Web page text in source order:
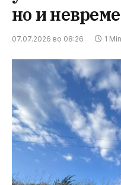
но и невреме
07.07.2026 во 08:26 1